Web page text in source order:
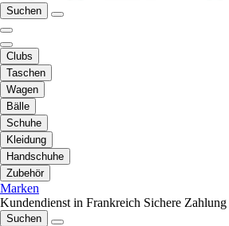
Suchen
Clubs
Taschen
Wagen
Bälle
Schuhe
Kleidung
Handschuhe
Zubehör
Marken
Kundendienst in Frankreich Sichere Zahlung
Suchen